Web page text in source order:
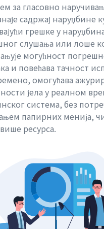
за гласовно
садржај наруџбине
грешке у
слушања или лоше
могућност
и повећава тачност
омогућава
јела у реалном
система, без
папирних менија,
ресурса.